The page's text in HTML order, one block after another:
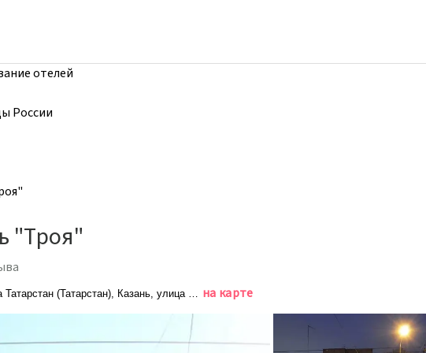
отелей
России
"Троя"
Татарстан (Татарстан), Казань, улица Восстания, 119
на карте